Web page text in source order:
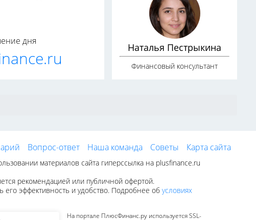
дня
Наталья Пестрыкина
Финансовый консультант
Вопрос-ответ Наша команда Советы Карта сайта
материалов сайта гиперссылка на plusfinance.ru
рекомендацией или публичной офертой.
эффективность и удобство. Подробнее об условиях
На портале ПлюсФинанс.ру используется SSL-